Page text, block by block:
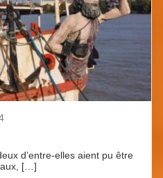
d’entre-elles aient pu être
[…]